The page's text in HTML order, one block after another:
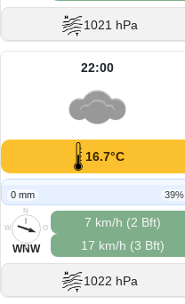
1021 hPa
22:00
16.7°C
0 mm 39%
N
O
S
W
WNW
7 km/h (2 Bft)
17 km/h (3 Bft)
1022 hPa